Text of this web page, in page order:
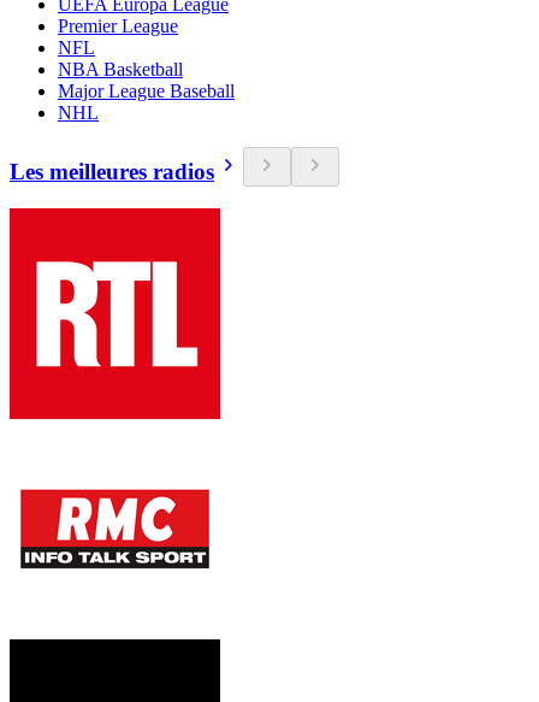
UEFA Europa League
Premier League
NFL
NBA Basketball
Major League Baseball
NHL
Les meilleures radios